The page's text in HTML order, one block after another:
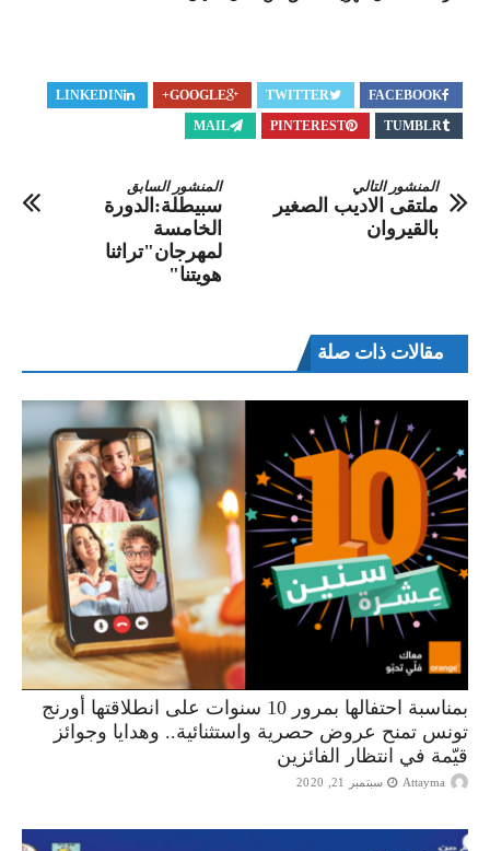
FACEBOOK
TWITTER
GOOGLE+
LINKEDIN
TUMBLR
PINTEREST
MAIL
المنشور السابق
سبيطلة:الدورة
الخامسة
لمهرجان"تراثنا
هويتنا"
المنشور التالي
ملتقى الاديب الصغير
بالقيروان
مقالات ذات صلة
بمناسبة احتفالها بمرور 10 سنوات على انطلاقتها أورنج
تونس تمنح عروض حصرية واستثنائية.. وهدايا وجوائز
قيّمة في انتظار الفائزين
Attayma سبتمبر 21, 2020